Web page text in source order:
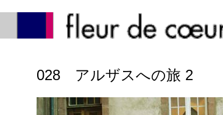
028 アルザスへの旅 2